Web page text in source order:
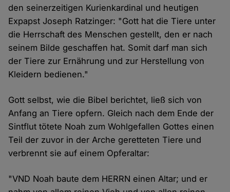
den seinerzeitigen Kurienkardinal und heutigen
Expapst Joseph Ratzinger: "Gott hat die Tiere unter
die Herrschaft des Menschen gestellt, den er nach
seinem Bilde geschaffen hat. Somit darf man sich
der Tiere zur Ernährung und zur Herstellung von
Kleidern bedienen."
Gott selbst, wie die Bibel berichtet, ließ sich von
Anfang an Tiere opfern. Gleich nach dem Ende der
Sintflut tötete Noah zum Wohlgefallen Gottes einen
Teil der zuvor in der Arche geretteten Tiere und
verbrennt sie auf einem Opferaltar:
"VND Noah baute dem HERRN einen Altar; und er